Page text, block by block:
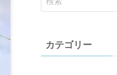
カテゴリー